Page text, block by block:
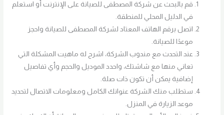
قم بالبحث عن شركة المصطفى للصيانة على الإنترنت أو استعلم
في الدليل المحلي للمنطقة.
اتصل برقم الهاتف المعتاد لشركة المصطفى للصيانة واحجز
موعدًا للصيانة.
عند التحدث مع مندوب الشركة، اشرح له ماهيت المشكلة التي
تعاني منها مع شاشتك، واحدد الموديل والحجم وأي تفاصيل
إضافية يمكن أن تكون ذات صلة.
ستطلب منك الشركة عنوانك الكامل ومعلومات الاتصال لتحديد
موعد الزيارة في المنزل.